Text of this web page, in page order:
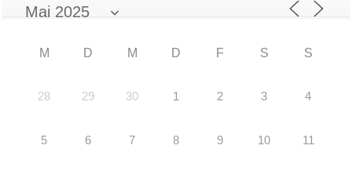
M D M D F S S
28 29 30 1 2 3 4
5 6 7 8 9 10 11